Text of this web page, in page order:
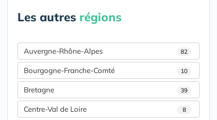
Les autres régions
Auvergne-Rhône-Alpes 82
Bourgogne-Franche-Comté 10
Bretagne 39
Centre-Val de Loire 8